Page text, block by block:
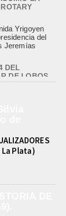
DEL
DE LOBOS
TRIBUNAL
de la Provincia
formalmente
2024,...
de Básquet,
Athletic, logró
Morón, y
Plata)